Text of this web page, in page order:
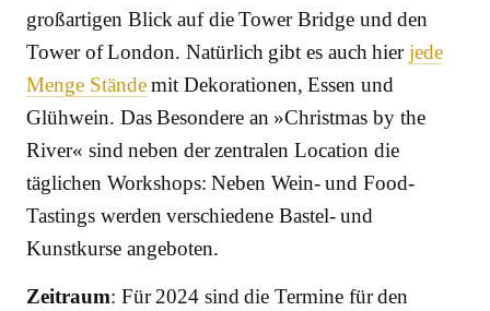
großartigen Blick auf die Tower Bridge und den
Tower of London. Natürlich gibt es auch hierjede
Menge Ständemit Dekorationen, Essen und
Glühwein. Das Besondere an »Christmas by the
River« sind neben der zentralen Location die
täglichen Workshops: Neben Wein- und Food-
Tastings werden verschiedene Bastel- und
Kunstkurse angeboten.
Zeitraum: Für 2024 sind die Termine für den